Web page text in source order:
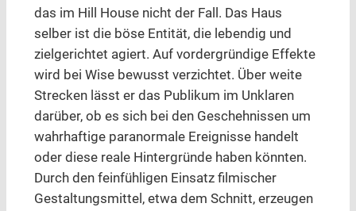
das im Hill House nicht der Fall. Das Haus
selber ist die böse Entität, die lebendig und
zielgerichtet agiert. Auf vordergründige Effekte
wird bei Wise bewusst verzichtet. Über weite
Strecken lässt er das Publikum im Unklaren
darüber, ob es sich bei den Geschehnissen um
wahrhaftige paranormale Ereignisse handelt
oder diese reale Hintergründe haben könnten.
Durch den feinfühligen Einsatz filmischer
Gestaltungsmittel, etwa dem Schnitt, erzeugen